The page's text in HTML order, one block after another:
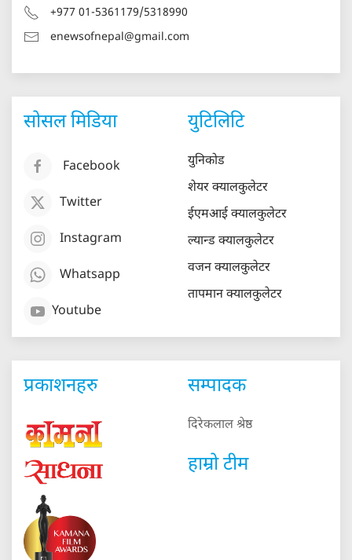
+977 01-5361179/5318990
enewsofnepal@gmail.com
सोसल मिडिया
Facebook
Twitter
Instagram
Whatsapp
Youtube
युटिलिटि
युनिकोड
शेयर क्यालकुलेटर
ईएमआई क्यालकुलेटर
ल्यान्ड क्यालकुलेटर
वजन क्यालकुलेटर
तापमान क्यालकुलेटर
प्रकाशनहरु सम्पादक
दिरेकलाल श्रेष्ठ
हाम्रो टीम